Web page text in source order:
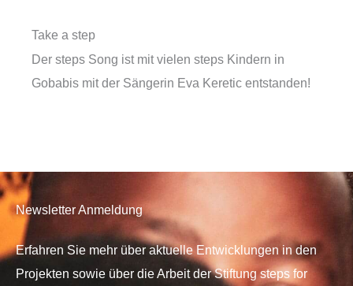
Take a step
Der steps Song ist mit vielen steps Kindern in
Gobabis mit der Sängerin Eva Keretic entstanden!
Newsletter Anmeldung
Erfahren Sie mehr über aktuelle Entwicklungen in den
Projekten sowie über die Arbeit der Stiftung steps for